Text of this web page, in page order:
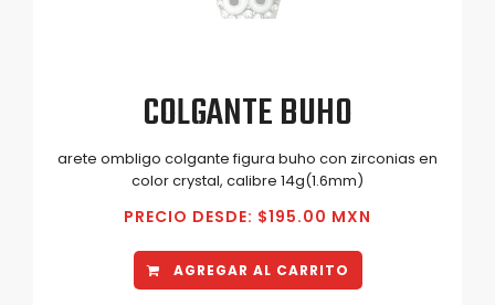
COLGANTE BUHO
arete ombligo colgante figura buho con zirconias en
color crystal, calibre 14g(1.6mm)
PRECIO DESDE: $195.00 MXN
AGREGAR AL CARRITO